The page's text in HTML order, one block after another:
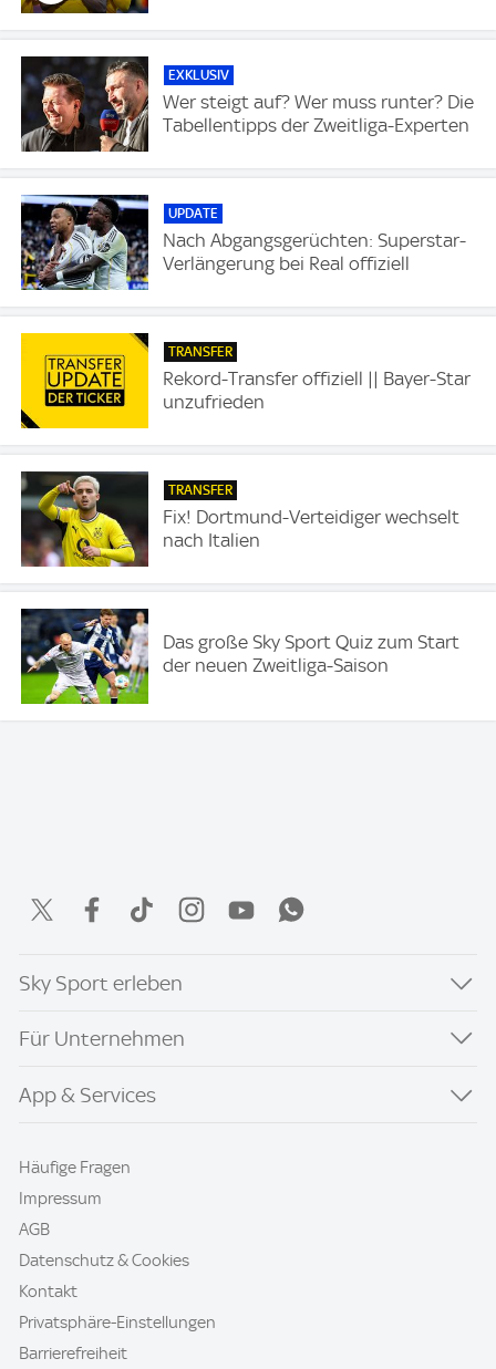
EXKLUSIV
Wer steigt auf? Wer muss runter? Die
Tabellentipps der Zweitliga-Experten
UPDATE
Nach Abgangsgerüchten: Superstar-
Verlängerung bei Real offiziell
TRANSFER
Rekord-Transfer offiziell || Bayer-Star
unzufrieden
TRANSFER
Fix! Dortmund-Verteidiger wechselt
nach Italien
Das große Sky Sport Quiz zum Start
der neuen Zweitliga-Saison
Sky Sport erleben
Für Unternehmen
App & Services
Häufige Fragen
Impressum
AGB
Datenschutz & Cookies
Kontakt
Privatsphäre-Einstellungen
Barrierefreiheit